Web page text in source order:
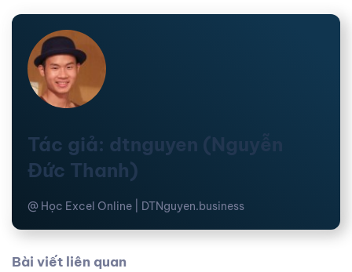
Tác giả: dtnguyen (Nguyễn
Đức Thanh)
@ Học Excel Online | DTNguyen.business
Bài viết liên quan